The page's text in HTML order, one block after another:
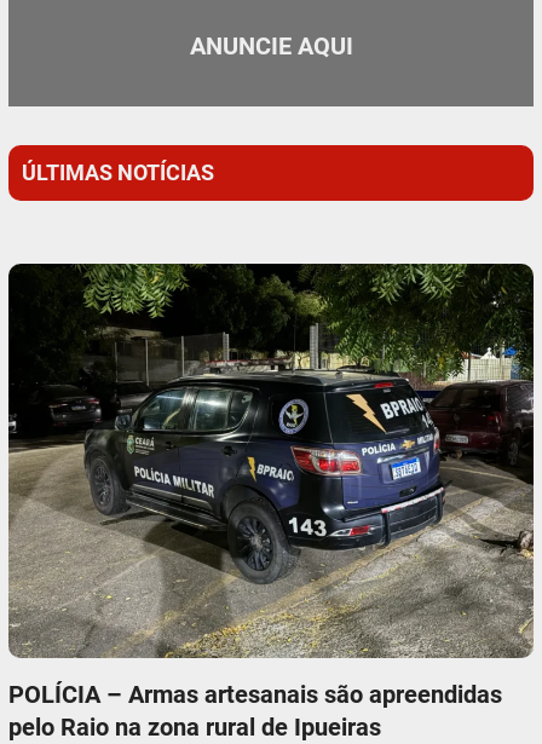
ANUNCIE AQUI
ÚLTIMAS NOTÍCIAS
POLÍCIA – Armas artesanais são apreendidas
pelo Raio na zona rural de Ipueiras